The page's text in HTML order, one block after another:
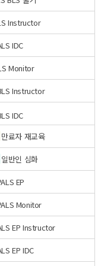
Instructor
IDC
Monitor
Instructor
IDC
만료자 재교육
일반인 심화
EP
Monitor
EP Instructor
EP IDC